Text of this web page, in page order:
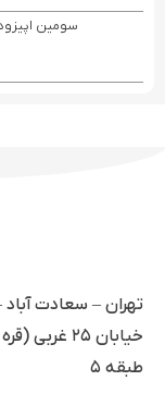
سومین اپیزود
تهران – سعادت آباد
طبقه ۵